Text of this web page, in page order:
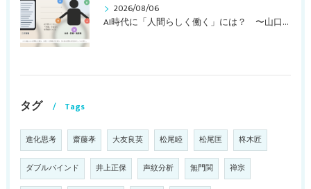
2026/08/06
AI時代に「人間らしく働く」には？ 〜山口周さんのインタビュー記事、動画より〜
タグ Tags
進化思考 齋藤孝 大友良英 松尾睦 松尾匡 柊木匠
ダブルバインド 井上正保 声紋分析 無門関 禅宗